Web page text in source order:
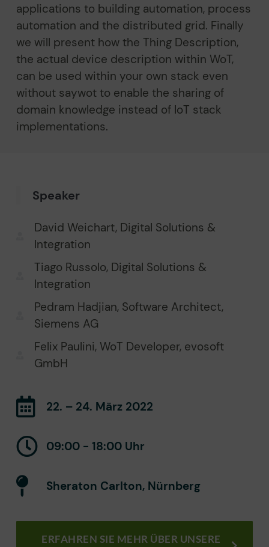
applications to building automation, process
automation and the distributed grid. Finally
we will present how the Thing Description,
the actual device description within WoT,
can be used within your own stack even
without saywot to enable the sharing of
domain knowledge instead of IoT stack
implementations.
Speaker
David Weichart, Digital Solutions &
Integration
Tiago Russolo, Digital Solutions &
Integration
Pedram Hadjian, Software Architect,
Siemens AG
Felix Paulini, WoT Developer, evosoft
GmbH
22. – 24. März 2022
09:00 - 18:00 Uhr
Sheraton Carlton, Nürnberg
ERFAHREN SIE MEHR ÜBER UNSERE